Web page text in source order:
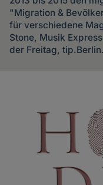
"Migration &
für verschiedene
Stone, Musik
der Freitag, tip.Berlin.